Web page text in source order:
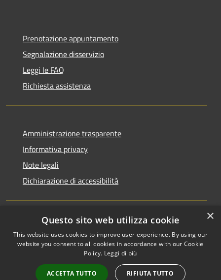
Prenotazione appuntamento
Segnalazione disservizio
Leggi le FAQ
Richiesta assistenza
Amministrazione trasparente
Informativa privacy
Note legali
Dichiarazione di accessibilità
RSS
Accessibilità
Mappa del sito
Copyright © 2026 • Comune di
Monchio delle Corti • Powered
byMunicipium
redazione
×
Questo sito web utilizza cookie
This website uses cookies to improve user experience. By using our
website you consent to all cookies in accordance with our Cookie
Policy. Leggi di più
ACCETTA TUTTO RIFIUTA TUTTO